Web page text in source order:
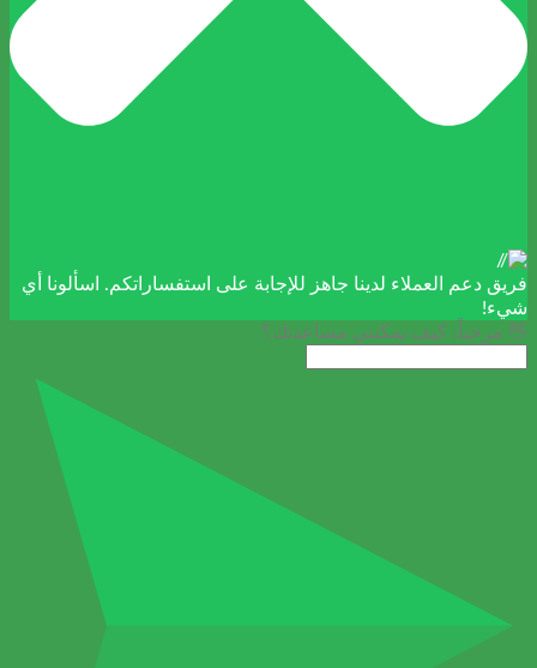
فريق دعم العملاء لدينا جاهز للإجابة على استفساراتكم. اسألونا أي
شيء!
👋 مرحباً، كيف يمكنني مساعدتك؟